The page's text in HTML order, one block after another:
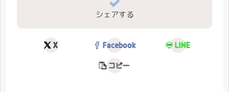
シェアする
X Facebook LINE
コピー